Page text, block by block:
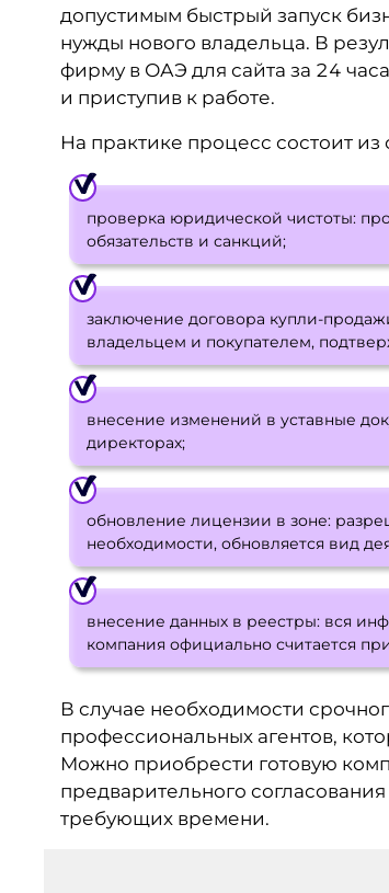
допустимым быстрый запуск
нужды нового владельца. В
фирму в ОАЭ для сайта за 24
и приступив к работе.
На практике процесс состоит
проверка юридической чистоты:
обязательств и санкций;
заключение договора купли-
владельцем и покупателем,
внесение изменений в уставные
директорах;
обновление лицензии в зоне:
необходимости, обновляется вид
внесение данных в реестры: вся
компания официально считается
В случае необходимости
профессиональных агентов,
Можно приобрести готовую
предварительного
требующих времени.